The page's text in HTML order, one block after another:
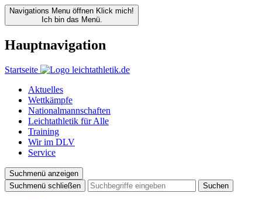
Navigations Menu öffnen Klick mich!
Ich bin das Menü.
Hauptnavigation
Startseite
Aktuelles
Wettkämpfe
Nationalmannschaften
Leichtathletik für Alle
Training
Wir im DLV
Service
Suchmenü anzeigen
Suchmenü schließen
Suchen